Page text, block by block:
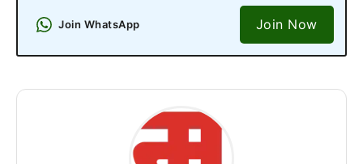
Join WhatsApp Join Now